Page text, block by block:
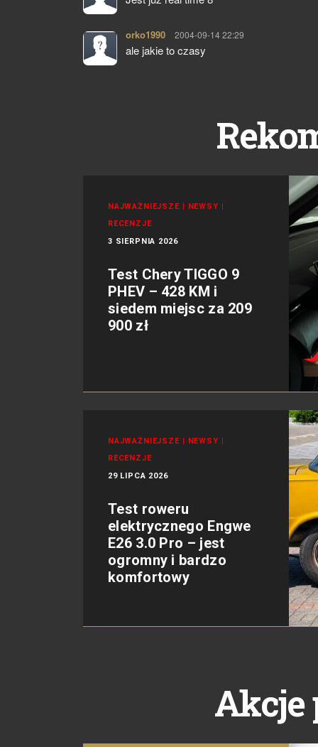
orko1990 pisze:
2004-09-14 22:29
ale jakie to czasy
NAJWAŻNIEJSZE | NEWSY |
RECENZJE
3 SIERPNIA 2026
Test Chery TIGGO 9
PHEV – 428 KM i
siedem miejsc za 209
900 zł
NAJWAŻNIEJSZE | NEWSY |
RECENZJE
29 LIPCA 2026
Test roweru
elektrycznego Engwe
E26 3.0 Pro – jest
ogromny i bardzo
komfortowy
Akcje